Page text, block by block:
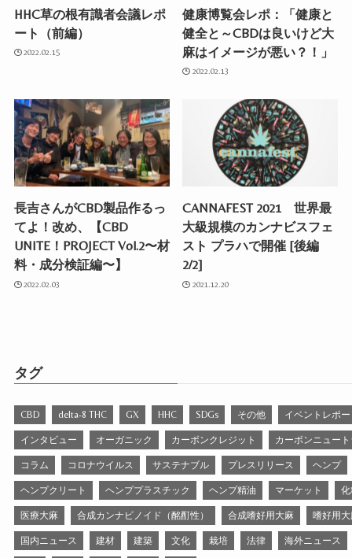
HHC草の根有識者会議レポ
ート（前編）
2022.02.15
健康博覧会レポ：「健康と
健全と～CBDは良いけど大
麻はイメージが悪い？！」
2022.02.13
長吉さんがCBD製品作るっ
てよ！改め、【CBD
UNITE！PROJECT Vol.2〜材
料・成分検証編〜】
2022.02.03
CANNAFEST 2021 世界最
大級規模のカンナビスフェ
スト プラハで開催 [後編
2/2]
2021.12.20
タグ
CBD delta-8 THC GX HHC SDGs その他 イベントレポ
インタビュー オーガニック カーボンクレジット カーボンニュー
コラム コロナウイルス サステナブル プレスリリース ヘンプ
ヘンプクリート ヘンププラスチック ヘンプ精油 マーケット
医療大麻 合成カンナビノイド（酩酊性） 合成嗜好用大麻 嗜好用
国内ニュース 建材 建築 文化 栽培 法律 海外ニュース